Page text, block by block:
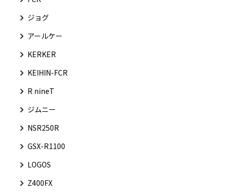
ジョグ
アールケー
KERKER
KEIHIN-FCR
R nineT
ジムニー
NSR250R
GSX-R1100
LOGOS
Z400FX